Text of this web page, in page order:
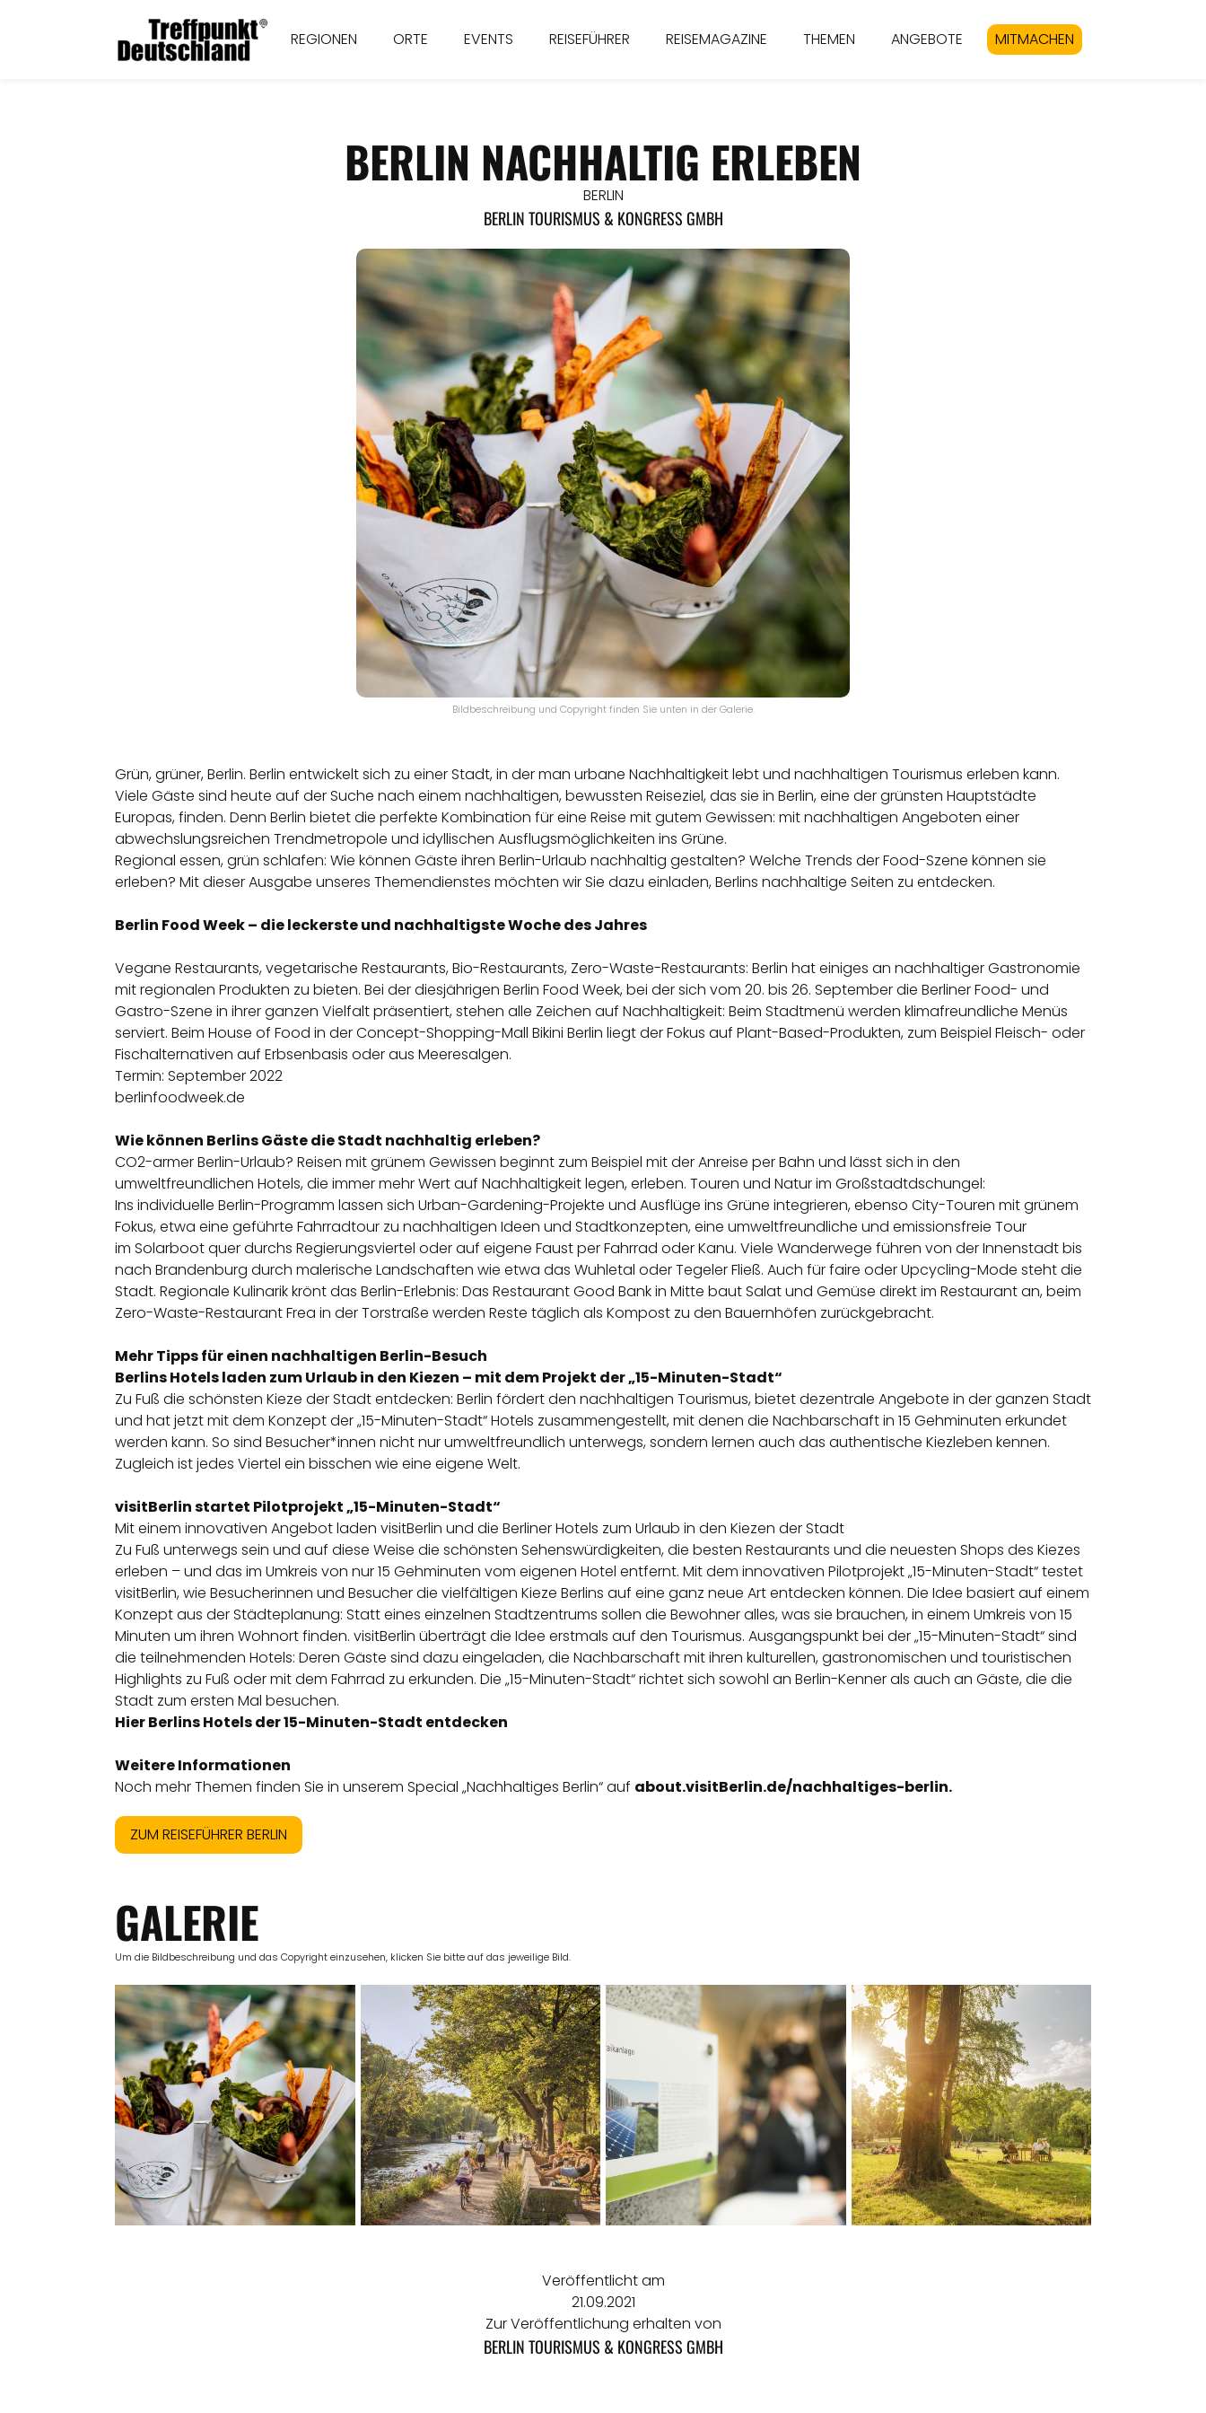
REGIONEN ORTE EVENTS REISEFÜHRER REISEMAGAZINE THEMEN ANGEBOTE MITMACHEN
BERLIN NACHHALTIG ERLEBEN
BERLIN
BERLIN TOURISMUS & KONGRESS GMBH
Bildbeschreibung und Copyright finden Sie unten in der Galerie.
Grün, grüner, Berlin. Berlin entwickelt sich zu einer Stadt, in der man urbane Nachhaltigkeit lebt und nachhaltigen Tourismus erleben kann.
Viele Gäste sind heute auf der Suche nach einem nachhaltigen, bewussten Reiseziel, das sie in Berlin,eine der grünsten Hauptstädte
Europas, finden. Denn Berlin bietet die perfekte Kombination für eine Reise mit gutem Gewissen: mitnachhaltigen Angeboten einer
abwechslungsreichen Trendmetropole und idyllischen Ausflugsmöglichkeiten ins Grüne.
Regional essen, grün schlafen: Wie können Gäste ihren Berlin-Urlaub nachhaltig gestalten? Welche Trends der Food-Szene können sie
erleben? Mit dieser Ausgabe unseres Themendienstes möchten wir Sie dazu einladen,Berlins nachhaltige Seiten zu entdecken.
Berlin Food Week – die leckerste und nachhaltigste Woche des Jahres
Vegane Restaurants, vegetarische Restaurants, Bio-Restaurants, Zero-Waste-Restaurants: Berlin hat einiges an nachhaltiger Gastronomie
mit regionalen Produkten zu bieten. Bei der diesjährigen Berlin Food Week, bei der sich vom 20. bis 26. September die Berliner Food- und
Gastro-Szene in ihrer ganzen Vielfalt präsentiert, stehen alle Zeichen auf Nachhaltigkeit: Beim Stadtmenü werden klimafreundliche Menüs
serviert. Beim House of Food in der Concept-Shopping-Mall Bikini Berlin liegt der Fokus auf Plant-Based-Produkten, zum Beispiel Fleisch- oder
Fischalternativen auf Erbsenbasis oder aus Meeresalgen.
Termin: September 2022
berlinfoodweek.de
Wie können Berlins Gäste die Stadt nachhaltig erleben?
CO2-armer Berlin-Urlaub? Reisen mit grünem Gewissen beginnt zum Beispiel mit der Anreise per Bahn und lässt sich in den
umweltfreundlichen Hotels, die immer mehr Wert auf Nachhaltigkeit legen, erleben. Touren und Natur im Großstadtdschungel:
Ins individuelle Berlin-Programm lassen sich Urban-Gardening-Projekte und Ausflüge ins Grüne integrieren, ebenso City-Touren mit grünem
Fokus, etwa eine geführte Fahrradtour zu nachhaltigen Ideen und Stadtkonzepten, eine umweltfreundliche und emissionsfreie Tour
im Solarbootquer durchs Regierungsviertel oder auf eigene Faust perFahrrad oderKanu. Viele Wanderwege führen von der Innenstadt bis
nach Brandenburg durch malerische Landschaften wie etwa das Wuhletal oder Tegeler Fließ. Auch für faire oder Upcycling-Mode steht die
Stadt. Regionale Kulinarik krönt das Berlin-Erlebnis: Das RestaurantGood Bankin Mitte baut Salat und Gemüse direkt im Restaurant an, beim
Zero-Waste-RestaurantFrea in der Torstraße werden Reste täglich als Kompost zu den Bauernhöfen zurückgebracht.
Mehr Tipps für einen nachhaltigen Berlin-Besuch
Berlins Hotels laden zum Urlaub in den Kiezen – mit dem Projekt der „15-Minuten-Stadt“
Zu Fuß die schönsten Kieze der Stadt entdecken: Berlin fördert den nachhaltigen Tourismus, bietet dezentrale Angebote in der ganzen Stadt
und hat jetzt mit dem Konzept der „15-Minuten-Stadt“ Hotels zusammengestellt, mit denen die Nachbarschaft in 15 Gehminuten erkundet
werden kann. So sind Besucher*innen nicht nur umweltfreundlich unterwegs, sondern lernen auch das authentische Kiezleben kennen.
Zugleich ist jedes Viertel ein bisschen wie eine eigene Welt.
visitBerlinstartet Pilotprojekt „15-Minuten-Stadt“
Mit einem innovativen Angebot laden visitBerlin und die Berliner Hotels zum Urlaub in den Kiezen der Stadt
Zu Fuß unterwegs sein und auf diese Weise die schönsten Sehenswürdigkeiten, die besten Restaurants und die neuesten Shops des Kiezes
erleben – und das im Umkreis von nur 15 Gehminuten vom eigenen Hotel entfernt. Mit dem innovativen Pilotprojekt „15-Minuten-Stadt“ testet
visitBerlin, wie Besucherinnen und Besucher die vielfältigen Kieze Berlins auf eine ganz neue Art entdecken können. Die Idee basiert auf einem
Konzept aus der Städteplanung: Statt eines einzelnen Stadtzentrums sollen die Bewohner alles, was sie brauchen, in einem Umkreis von 15
Minuten um ihren Wohnort finden. visitBerlin überträgt die Idee erstmals auf den Tourismus. Ausgangspunkt bei der „15-Minuten-Stadt“ sind
die teilnehmenden Hotels: Deren Gäste sind dazu eingeladen, die Nachbarschaft mit ihren kulturellen, gastronomischen und touristischen
Highlights zu Fuß oder mit dem Fahrrad zu erkunden. Die „15-Minuten-Stadt“ richtet sich sowohl an Berlin-Kenner als auch an Gäste, die die
Stadt zum ersten Mal besuchen.
Hier Berlins Hotels der 15-Minuten-Stadt entdecken
Weitere Informationen
Noch mehr Themen finden Sie in unserem Special „Nachhaltiges Berlin“ auf about.visitBerlin.de/nachhaltiges-berlin.
ZUM REISEFÜHRER BERLIN
GALERIE
Um die Bildbeschreibung und das Copyright einzusehen, klicken Sie bitte auf das jeweilige Bild.
Veröffentlicht am
21.09.2021
Zur Veröffentlichung erhalten von
BERLIN TOURISMUS & KONGRESS GMBH